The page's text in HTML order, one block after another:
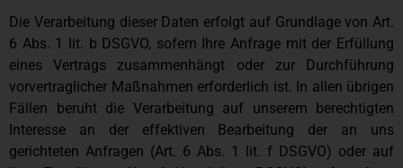
Die Verarbeitung dieser Daten erfolgt auf Grundlage von Art.
6 Abs. 1 lit. b DSGVO, sofern Ihre Anfrage mit der Erfüllung
eines Vertrags zusammenhängt oder zur Durchführung
vorvertraglicher Maßnahmen erforderlich ist. In allen übrigen
Fällen beruht die Verarbeitung auf unserem berechtigten
Interesse an der effektiven Bearbeitung der an uns
gerichteten Anfragen (Art. 6 Abs. 1 lit. f DSGVO) oder auf